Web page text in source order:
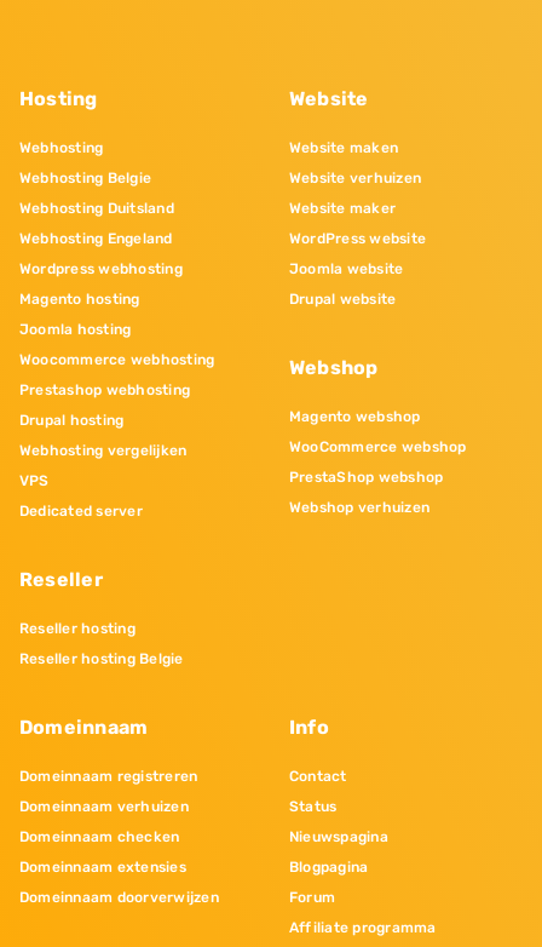
Hosting
Webhosting
Webhosting Belgie
Webhosting Duitsland
Webhosting Engeland
Wordpress webhosting
Magento hosting
Joomla hosting
Woocommerce webhosting
Prestashop webhosting
Drupal hosting
Webhosting vergelijken
VPS
Dedicated server
Reseller
Reseller hosting
Reseller hosting Belgie
Website
Website maken
Website verhuizen
Website maker
WordPress website
Joomla website
Drupal website
Webshop
Magento webshop
WooCommerce webshop
PrestaShop webshop
Webshop verhuizen
Domeinnaam
Domeinnaam registreren
Domeinnaam verhuizen
Domeinnaam checken
Domeinnaam extensies
Domeinnaam doorverwijzen
Info
Contact
Status
Nieuwspagina
Blogpagina
Forum
Affiliate programma